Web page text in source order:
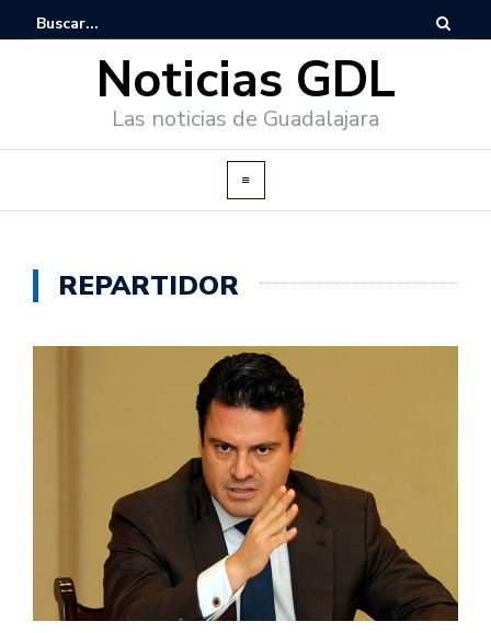
Noticias GDL
Las noticias de Guadalajara
REPARTIDOR